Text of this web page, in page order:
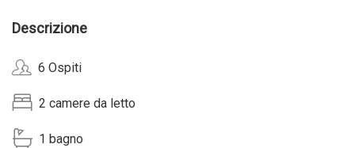
Descrizione
6 Ospiti
2 camere da letto
1 bagno